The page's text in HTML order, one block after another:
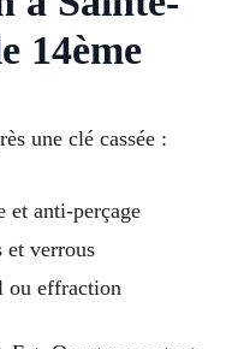
14ème
une clé cassée :
et anti-perçage
et verrous
ou effraction